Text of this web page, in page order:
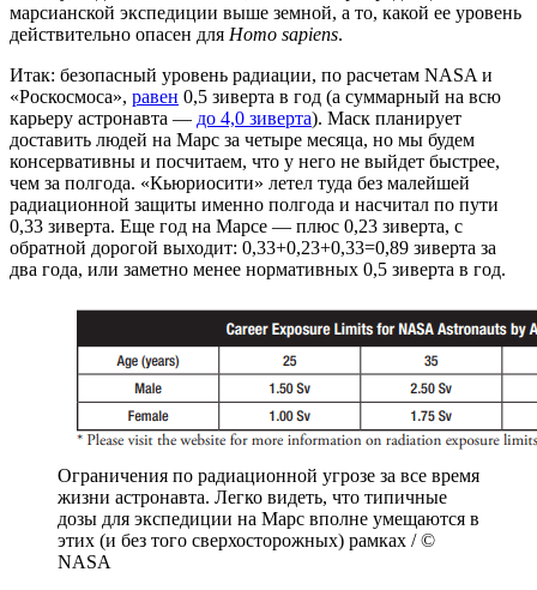
марсианской экспедиции выше земной, а то, какой ее уровень
действительно опасен для Homo sapiens.
Итак: безопасный уровень радиации, по расчетам NASA и
«Роскосмоса», равен 0,5 зиверта в год (а суммарный на всю
карьеру астронавта — до 4,0 зиверта). Маск планирует
доставить людей на Марс за четыре месяца, но мы будем
консервативны и посчитаем, что у него не выйдет быстрее,
чем за полгода. «Кьюриосити» летел туда без малейшей
радиационной защиты именно полгода и насчитал по пути
0,33 зиверта. Еще год на Марсе — плюс 0,23 зиверта, с
обратной дорогой выходит: 0,33+0,23+0,33=0,89 зиверта за
два года, или заметно менее нормативных 0,5 зиверта в год.
Ограничения по радиационной угрозе за все время
жизни астронавта. Легко видеть, что типичные
дозы для экспедиции на Марс вполне умещаются в
этих (и без того сверхосторожных) рамках / ©
NASA